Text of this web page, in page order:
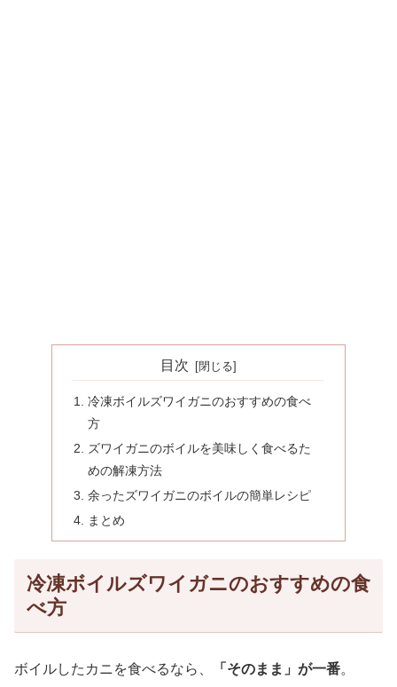
目次
冷凍ボイルズワイガニのおすすめの食べ
方
ズワイガニのボイルを美味しく食べるた
めの解凍方法
余ったズワイガニのボイルの簡単レシピ
まとめ
冷凍ボイルズワイガニのおすすめの食
べ方
ボイルしたカニを食べるなら、 「そのまま」が一番。